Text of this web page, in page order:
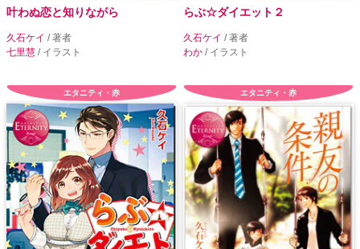
叶わぬ恋と知りながら
久石ケイ / 著者
七里慧 / イラスト
らぶ☆ダイエット２
久石ケイ / 著者
わか / イラスト
エタニティ・赤 エタニティ・赤